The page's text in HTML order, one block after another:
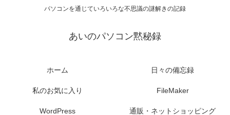
パソコンを通じていろいろな不思議の謎解きの記録
あいのパソコン黙秘録
ホーム 日々の備忘録
私のお気に入り FileMaker
WordPress 通販・ネットショッピング